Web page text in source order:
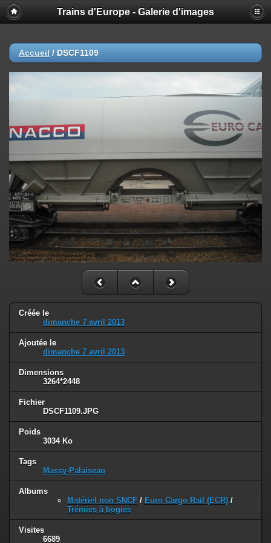
Trains d'Europe - Galerie d'images
Accueil / DSCF1109
Créée le
dimanche 7 avril 2013
Ajoutée le
dimanche 7 avril 2013
Dimensions
3264*2448
Fichier
DSCF1109.JPG
Poids
3034 Ko
Tags
Massy-Palaiseau
Albums
Matériel non SNCF / Euro Cargo Rail (ECR) /
Trémies à bogies
Visites
6689